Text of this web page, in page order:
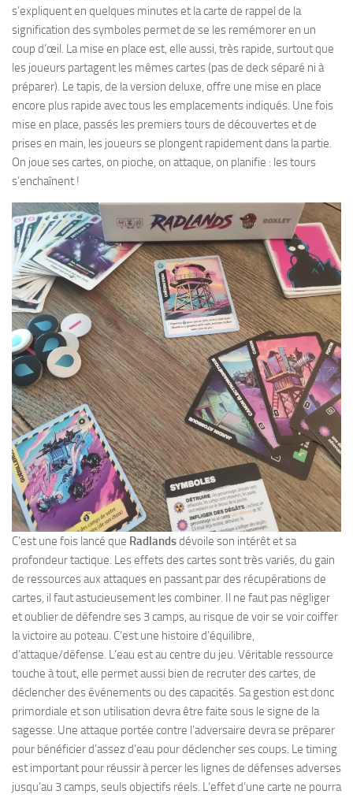
s’expliquent en quelques minutes et la carte de rappel de la
signification des symboles permet de se les remémorer en un
coup d’œil. La mise en place est, elle aussi, très rapide, surtout que
les joueurs partagent les mêmes cartes (pas de deck séparé ni à
préparer). Le tapis, de la version deluxe, offre une mise en place
encore plus rapide avec tous les emplacements indiqués. Une fois
mise en place, passés les premiers tours de découvertes et de
prises en main, les joueurs se plongent rapidement dans la partie.
On joue ses cartes, on pioche, on attaque, on planifie : les tours
s’enchaînent !
C’est une fois lancé que Radlandsdévoile son intérêt et sa
profondeur tactique. Les effets des cartes sont très variés, du gain
de ressources aux attaques en passant par des récupérations de
cartes, il faut astucieusement les combiner. Il ne faut pas négliger
et oublier de défendre ses 3 camps, au risque de voir se voir coiffer
la victoire au poteau. C’est une histoire d’équilibre,
d’attaque/défense. L’eau est au centre du jeu. Véritable ressource
touche à tout, elle permet aussi bien de recruter des cartes, de
déclencher des événements ou des capacités. Sa gestion est donc
primordiale et son utilisation devra être faite sous le signe de la
sagesse. Une attaque portée contre l’adversaire devra se préparer
pour bénéficier d’assez d’eau pour déclencher ses coups. Le timing
est important pour réussir à percer les lignes de défenses adverses
jusqu’au 3 camps, seuls objectifs réels. L’effet d’une carte ne pourra